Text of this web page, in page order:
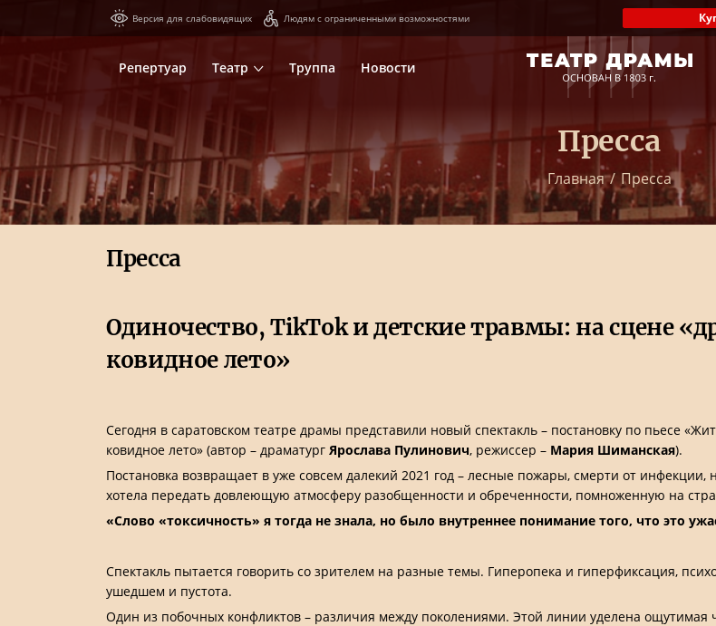
Версия для слабовидящих Людям с ограниченными возможностями
Репертуар Театр Труппа Новости
Пресса
Главная / Пресса
Пресса
Одиночество, TikTok и детские травмы: на сцене
ковидное лето»
Сегодня в саратовском театре драмы представили новый спектакль – постановку по пьесе
ковидное лето» (автор – драматург Ярослава Пулинович, режиссер – Мария Шиманская).
Постановка возвращает в уже совсем далекий 2021 год – лесные пожары, смерти от инфекции,
хотела передать довлеющую атмосферу разобщенности и обреченности, помноженную на
«Слово «токсичность» я тогда не знала, но было внутреннее понимание того, что это
Спектакль пытается говорить со зрителем на разные темы. Гиперопека и гиперфиксация,
ушедшем и пустота.
Один из побочных конфликтов – различия между поколениями. Этой линии уделена ощутимая